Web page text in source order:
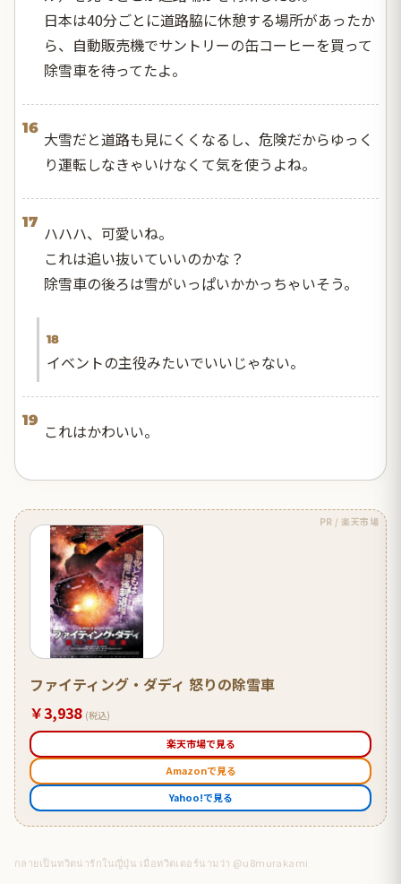
日本は40分ごとに道路脇に休憩する場所があったか
ら、自動販売機でサントリーの缶コーヒーを買って
除雪車を待ってたよ。
16
大雪だと道路も見にくくなるし、危険だからゆっく
り運転しなきゃいけなくて気を使うよね。
17
ハハハ、可愛いね。
これは追い抜いていいのかな？
除雪車の後ろは雪がいっぱいかかっちゃいそう。
18
イベントの主役みたいでいいじゃない。
19
これはかわいい。
PR / 楽天市場
ファイティング・ダディ 怒りの除雪車
￥3,938 (税込)
楽天市場で見る
Amazonで見る
Yahoo!で見る
กลายเป็นทวิตน่ารักในญี่ปุ่น เมื่อทวิตเตอร์นามว่า @u8murakami